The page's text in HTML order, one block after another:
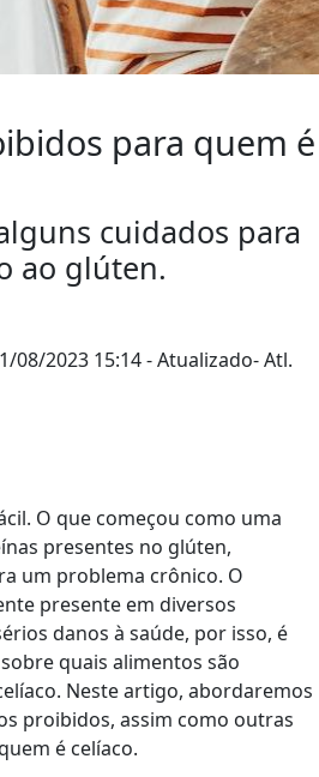
para quem é
cuidados para
ao glúten.
08/2023 15:14- Atualizado- Atl.
O que começou como uma
presentes no glúten,
um problema crônico. O
presente em diversos
danos à saúde, por isso, é
quais alimentos são
Neste artigo, abordaremos
proibidos, assim como outras
é celíaco.